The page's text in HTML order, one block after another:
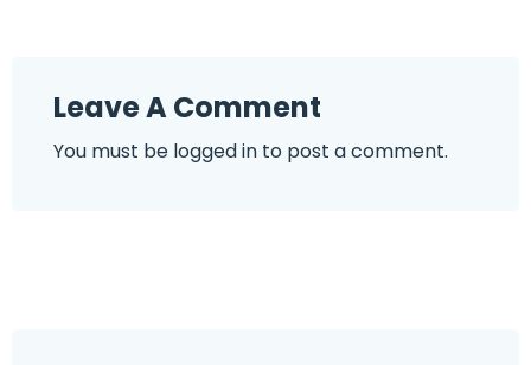
Leave A Comment
You must be logged in to post a comment.